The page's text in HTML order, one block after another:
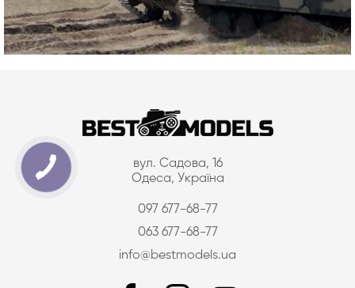
вул. Садова, 16
Одеса, Україна
097 677-68-77
063 677-68-77
info@bestmodels.ua